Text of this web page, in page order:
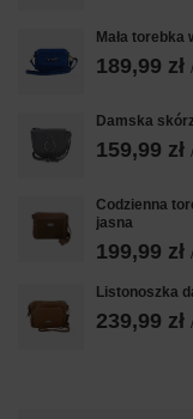
Mała torebka
189,99 zł /
Damska
159,99 zł /
Codzienna
jasna
199,99 zł /
Listonoszka
239,99 zł /